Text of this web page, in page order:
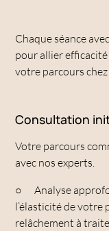
Chaque séance
pour allier
votre parcours
Consultation
Votre parcours
avec nos experts.
○ Analyse
l’élasticité de votre
relâchement à